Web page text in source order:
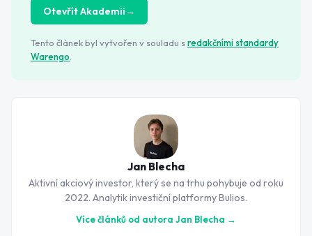
Otevřít Akademii→
Tento článek byl vytvořen v souladu sredakčními standardy
Warengo
Jan Blecha
Aktivní akciový investor, který se na trhu pohybuje od roku
2022. Analytik investiční platformy Bulios.
Více článků od autora Jan Blecha →